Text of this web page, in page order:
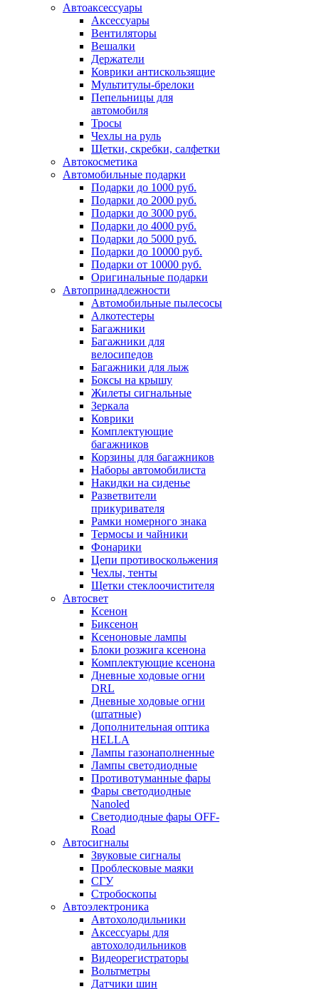
Автоаксессуары
Аксессуары
Вентиляторы
Вешалки
Держатели
Коврики антискользящие
Мультитулы-брелоки
Пепельницы для
автомобиля
Тросы
Чехлы на руль
Щетки, скребки, салфетки
Автокосметика
Автомобильные подарки
Подарки до 1000 руб.
Подарки до 2000 руб.
Подарки до 3000 руб.
Подарки до 4000 руб.
Подарки до 5000 руб.
Подарки до 10000 руб.
Подарки от 10000 руб.
Оригинальные подарки
Автопринадлежности
Автомобильные пылесосы
Алкотестеры
Багажники
Багажники для
велосипедов
Багажники для лыж
Боксы на крышу
Жилеты сигнальные
Зеркала
Коврики
Комплектующие
багажников
Корзины для багажников
Наборы автомобилиста
Накидки на сиденье
Разветвители
прикуривателя
Рамки номерного знака
Термосы и чайники
Фонарики
Цепи противоскольжения
Чехлы, тенты
Щетки стеклоочистителя
Автосвет
Ксенон
Биксенон
Ксеноновые лампы
Блоки розжига ксенона
Комплектующие ксенона
Дневные ходовые огни
DRL
Дневные ходовые огни
(штатные)
Дополнительная оптика
HELLA
Лампы газонаполненные
Лампы светодиодные
Противотуманные фары
Фары светодиодные
Nanoled
Светодиодные фары OFF-
Road
Автосигналы
Звуковые сигналы
Проблесковые маяки
СГУ
Стробоскопы
Автоэлектроника
Автохолодильники
Аксессуары для
автохолодильников
Видеорегистраторы
Вольтметры
Датчики шин